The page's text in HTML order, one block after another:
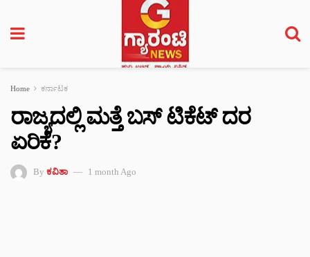
Home ಕರ್ನಾಟಕ
ರಾಜ್ಯದಲ್ಲಿ ಮತ್ತೆ ಬಸ್ ಟಿಕೆಟ್ ದರ
ಏರಿಕೆ?
By ಕವಿತಾ 1 month Ago